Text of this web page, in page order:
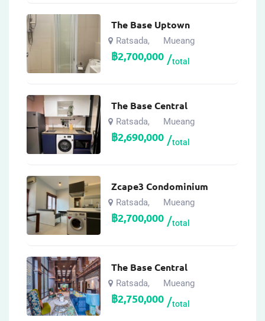
The Base Uptown
Ratsada, Mueang
฿2,700,000 total
The Base Central
Ratsada, Mueang
฿2,690,000 total
Zcape3 Condominium
Ratsada, Mueang
฿2,700,000 total
The Base Central
Ratsada, Mueang
฿2,750,000 total